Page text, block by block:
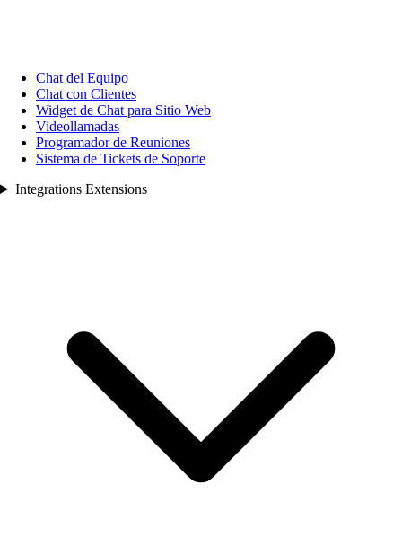
Chat del Equipo
Chat con Clientes
Widget de Chat para Sitio Web
Videollamadas
Programador de Reuniones
Sistema de Tickets de Soporte
Integrations Extensions